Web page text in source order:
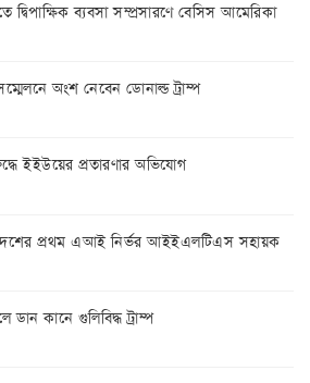
দ্বিপাক্ষিক ব্যবসা সম্প্রসারণে বেসিস আমেরিকা
অংশ নেবেন ডোনাল্ড ট্রাম্প
ইইউয়ের প্রতারণার অভিযোগ
প্রথম এআই নির্ভর আইইএলটিএস সহায়ক
ডান কানে গুলিবিদ্ধ ট্রাম্প